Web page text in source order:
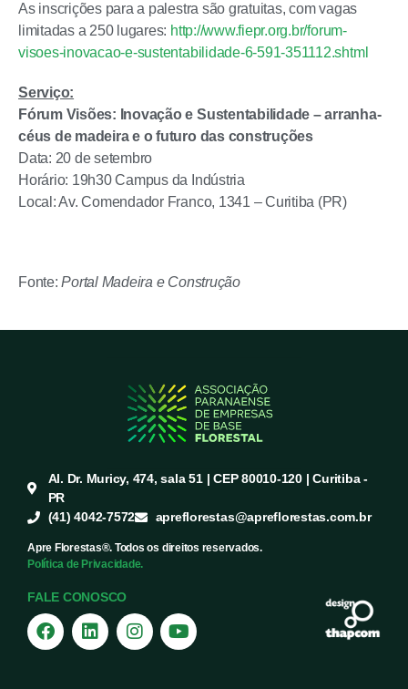
As inscrições para a palestra são gratuitas, com vagas
limitadas a 250 lugares: http://www.fiepr.org.br/forum-
visoes-inovacao-e-sustentabilidade-6-591-351112.shtml
Serviço:
Fórum Visões: Inovação e Sustentabilidade – arranha-
céus de madeira e o futuro das construções
Data: 20 de setembro
Horário: 19h30 Campus da Indústria
Local: Av. Comendador Franco, 1341 – Curitiba (PR)
Fonte:Portal Madeira e Construção
Al. Dr. Muricy, 474, sala 51 | CEP 80010-120 | Curitiba -
PR
(41) 4042-7572
apreflorestas@apreflorestas.com.br
Apre Florestas®. Todos os direitos reservados.
Política de Privacidade.
FALE CONOSCO